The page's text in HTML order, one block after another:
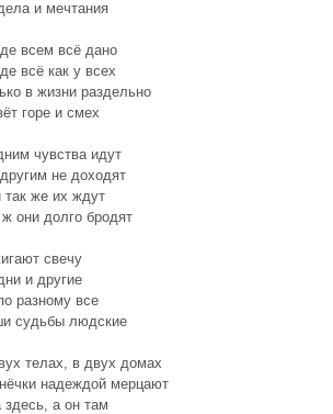
и мечтания
всем всё дано
всё как у всех
в жизни раздельно
горе и смех
чувства идут
не доходят
так же их ждут
ж они долго бродят
свечу
и другие
разному все
судьбы людские
телах, в двух домах
надеждой мерцают
здесь, а он там